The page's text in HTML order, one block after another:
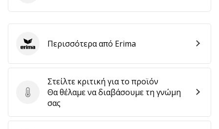
Στείλτε κριτική για το προϊόν
Στείλτε κριτική για το προϊόν
Θα θέλαμε να διαβάσουμε τη γνώμη
σας
ErimaΠερισσότερα από Erima